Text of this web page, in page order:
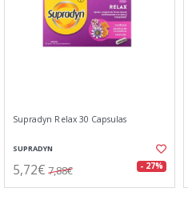
Supradyn Relax 30 Capsulas
SUPRADYN
5,72€ 7,88€ - 27%